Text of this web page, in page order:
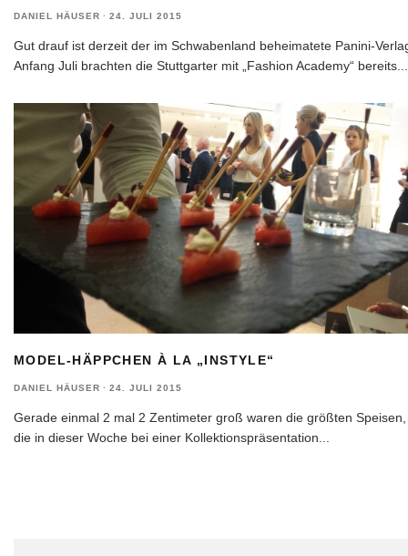
DANIEL HÄUSER · 24. JULI 2015
Gut drauf ist derzeit der im Schwabenland beheimatete Panini-
Anfang Juli brachten die Stuttgarter mit „Fashion Academy“ bereits...
MODEL-HÄPPCHEN À LA „INSTYLE“
DANIEL HÄUSER · 24. JULI 2015
Gerade einmal 2 mal 2 Zentimeter groß waren die größten Speisen,
die in dieser Woche bei einer Kollektionspräsentation